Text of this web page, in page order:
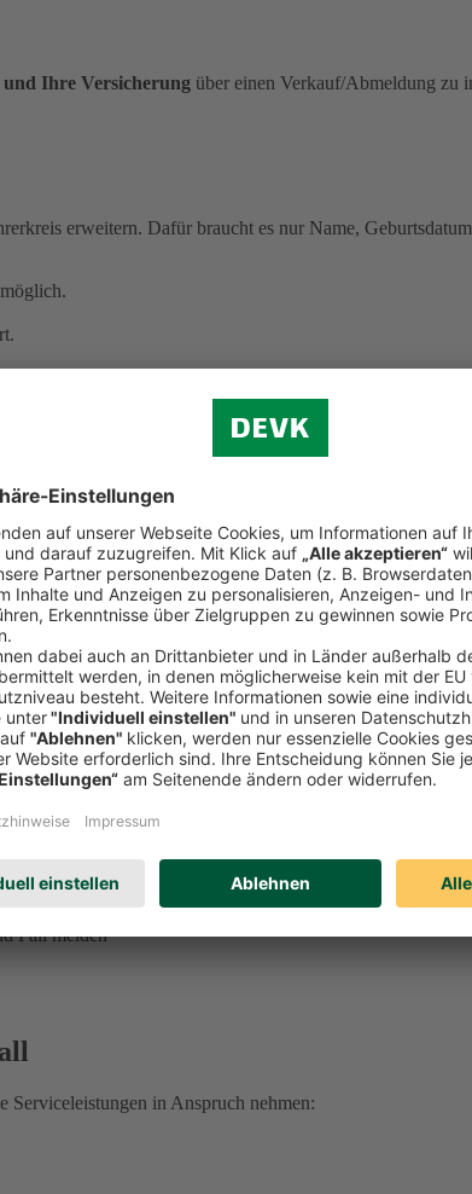
und Ihre Versicherung über einen Verkauf/Abmeldung zu
erweitern. Dafür braucht es nur Name,
möglich.
mehr selbstbestimmt entscheiden können.
Vorsorgevollmacht, Betreuungsverfügung und mehr
erhalten Sie unter0221 757-1996.
sprechen Sie Ihre:n DEVK Berater:in an.
Fall melden
Serviceleistungen in Anspruch nehmen: